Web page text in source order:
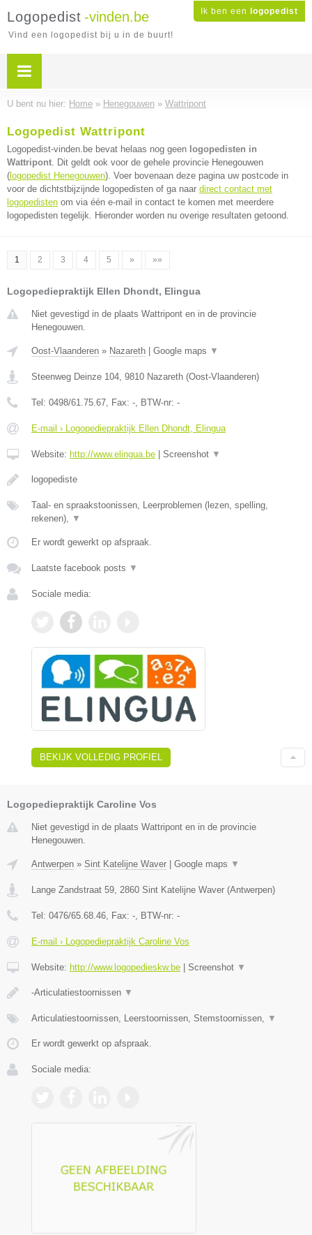
Ik ben een logopedist
Logopedist -vinden.be
Vind een logopedist bij u in de buurt!
U bent nu hier: Home » Henegouwen » Wattripont
Logopedist Wattripont
Logopedist-vinden.be bevat helaas nog geen logopedisten in
Wattripont. Dit geldt ook voor de gehele provincie Henegouwen
( logopedist Henegouwen). Voer bovenaan deze pagina uw postcode in
voor de dichtstbijzijnde logopedisten of ga naar direct contact met
logopedisten om via één e-mail in contact te komen met meerdere
logopedisten tegelijk. Hieronder worden nu overige resultaten getoond.
1 2 3 4 5 » »»
Logopediepraktijk Ellen Dhondt, Elingua
Niet gevestigd in de plaats Wattripont en in de provincie
Henegouwen.
Oost-Vlaanderen » Nazareth Google maps ▼
Steenweg Deinze 104, 9810 Nazareth (Oost-Vlaanderen)
Tel: 0498/61.75.67, Fax: -, BTW-nr: -
E-mail › Logopediepraktijk Ellen Dhondt, Elingua
Website: http://www.elingua.be Screenshot ▼
logopediste
Taal- en spraakstoonissen, Leerproblemen (lezen, spelling,
rekenen), ▼
Er wordt gewerkt op afspraak.
Laatste facebook posts ▼
Sociale media:
BEKIJK VOLLEDIG PROFIEL
Logopediepraktijk Caroline Vos
Niet gevestigd in de plaats Wattripont en in de provincie
Henegouwen.
Antwerpen » Sint Katelijne Waver Google maps ▼
Lange Zandstraat 59, 2860 Sint Katelijne Waver (Antwerpen)
Tel: 0476/65.68.46, Fax: -, BTW-nr: -
E-mail › Logopediepraktijk Caroline Vos
Website: http://www.logopedieskw.be Screenshot ▼
-Articulatiestoornissen ▼
Articulatiestoornissen, Leerstoornissen, Stemstoornissen, ▼
Er wordt gewerkt op afspraak.
Sociale media: